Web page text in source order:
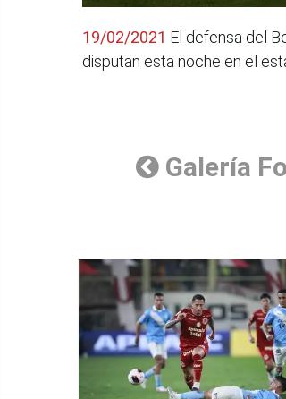
19/02/2021 El defensa del
disputan esta noche en el
Galería